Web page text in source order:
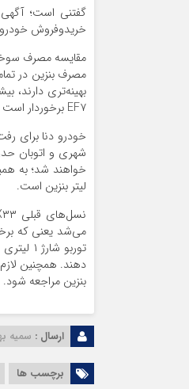
گفتنی است؛
خریدوفروش
مقایسه مصرف سوخت
مصرف بنزین در
بهینه‌تری دارند،
EF۷ برخوردار است که قدرت تولیدی این موتور با گیربکس ۵ سرعته‌ دستی به چرخ‌های جلو انتقال می‌یابد.
لیتر بنزین است.
بنزین مراجعه شود.
ارسال : سمیه
برچسب ها